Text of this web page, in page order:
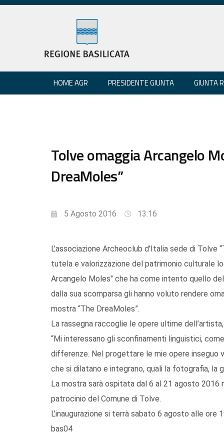
HOME AGR PRESIDENTE GIUNTA GIUNTA
Tolve omaggia Arcangelo
DreaMoles”
5 Agosto 2016 13:16
L’associazione Archeoclub d’Italia sede di
tutela e valorizzazione del patrimonio culturale
Arcangelo Moles" che ha come intento quello
dalla sua scomparsa gli hanno voluto rendere
mostra “The DreaMoles”.
La rassegna raccoglie le opere ultime
“Mi interessano gli sconfinamenti linguistici,
differenze. Nel progettare le mie opere inseguo
che si dilatano e integrano, quali la fotografia, la
La mostra sarà ospitata dal 6 al 21 agosto 2016
patrocinio del Comune di Tolve.
L’inaugurazione si terrà sabato 6 agosto alle ore
bas04